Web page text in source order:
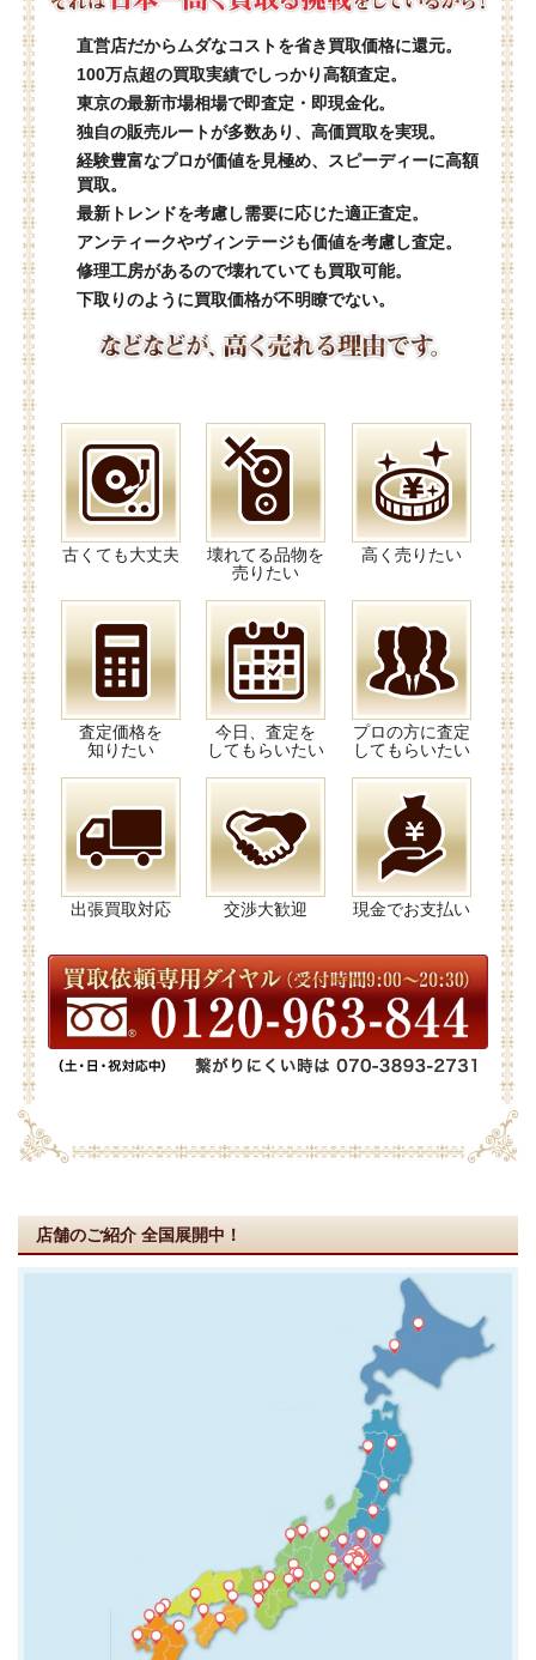
直営店だからムダなコストを省き買取価格に還元。
100万点超の買取実績でしっかり高額査定。
東京の最新市場相場で即査定・即現金化。
独自の販売ルートが多数あり、高価買取を実現。
経験豊富なプロが価値を見極め、スピーディーに高額
買取。
最新トレンドを考慮し需要に応じた適正査定。
アンティークやヴィンテージも価値を考慮し査定。
修理工房があるので壊れていても買取可能。
下取りのように買取価格が不明瞭でない。
古くても大丈夫
壊れてる品物を
売りたい
高く売りたい
査定価格を
知りたい
今日、査定を
してもらいたい
プロの方に査定
してもらいたい
出張買取対応 交渉大歓迎 現金でお支払い
店舗のご紹介 全国展開中！